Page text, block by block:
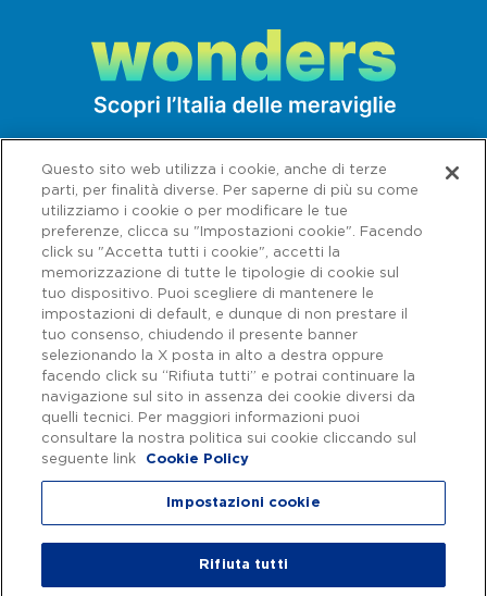
Tel. 0445 1690107
spinechileresort.com
Là in cima, aggrappato a uno spigolo di
roccia (spinechile nel dialetto locale), si
trova il rustico resort dove lo sguardo si
perde nel magnifico panorama che domina
l’immensa valle, arrivando a scorgere
perfino la laguna, nelle giornate limpide e
serene. In questo luogo un po' fuori dal
mondo Corrado Fasolato, insieme alla
moglie Paola Bagotto, hanno aperto il loro
ristorante di pochi coperti e una saletta
intima e raccolta. Quella di Corrado è una
cucina del territorio, che sa essere d’autore
creativa gourmet, coniugando elementi di
professionalità di Paola che propone anche
il vino giusto in abbinamento alle pietanze.
Capitale sociale € 622.027.000,00 interamente versato - Codice fiscale e
n. di iscrizione al Registro delle Imprese di Roma 07516911000 | C.C.I.A.A.
Roma n. 1037417 - P.IVA: 07516911000 - Sede Legale: via A. Bergamini, 50
Autostrade per l'Italia Spa, Tutti i diritti riservati
Questo sito web utilizza i cookie, anche di terze
parti, per finalità diverse. Per saperne di più su come
utilizziamo i cookie o per modificare le tue
preferenze, clicca su "Impostazioni cookie". Facendo
click su "Accetta tutti i cookie", accetti la
memorizzazione di tutte le tipologie di cookie sul
tuo dispositivo. Puoi scegliere di mantenere le
impostazioni di default, e dunque di non prestare il
tuo consenso, chiudendo il presente banner
selezionando la X posta in alto a destra oppure
facendo click su “Rifiuta tutti” e potrai continuare la
navigazione sul sito in assenza dei cookie diversi da
quelli tecnici. Per maggiori informazioni puoi
consultare la nostra politica sui cookie cliccando sul
seguente link
Cookie Policy
Impostazioni cookie
Rifiuta tutti